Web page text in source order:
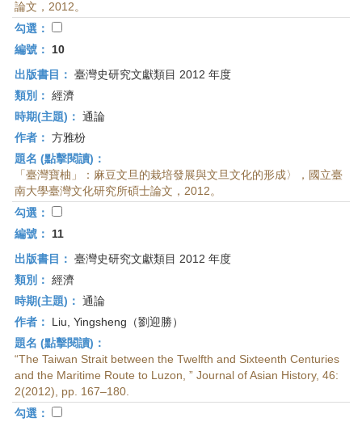
論文，2012。
勾選：
編號：
10
出版書目： 臺灣史研究文獻類目 2012 年度
類別： 經濟
時期(主題)： 通論
作者： 方雅枌
題名 (點擊閱讀)：
「臺灣寶柚」：麻豆文旦的栽培發展與文旦文化的形成〉，國立臺
南大學臺灣文化研究所碩士論文，2012。
勾選：
編號：
11
出版書目： 臺灣史研究文獻類目 2012 年度
類別： 經濟
時期(主題)： 通論
作者：
Liu, Yingsheng（劉迎勝）
題名 (點擊閱讀)：
“The Taiwan Strait between the Twelfth and Sixteenth Centuries
and the Maritime Route to Luzon, ” Journal of Asian History, 46:
2(2012), pp. 167–180.
勾選：